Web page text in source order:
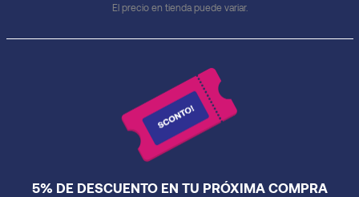
El precio en tienda puede variar.
5% DE DESCUENTO EN TU PRÓXIMA COMPRA